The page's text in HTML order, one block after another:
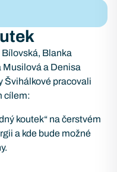
Blanka
Musilová a Denisa
Švihálkové pracovali
cílem:
koutek“ na čerstvém
a kde bude možné